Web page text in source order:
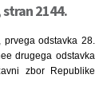
2144.
prvega odstavka 28.
drugega odstavka
zbor Republike